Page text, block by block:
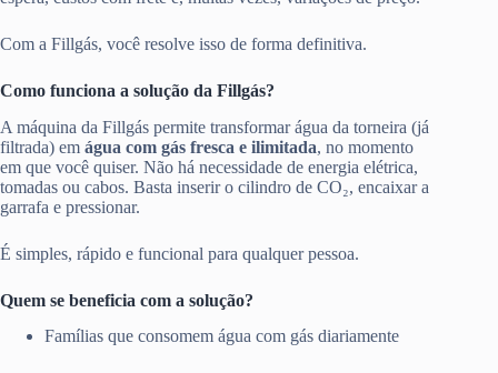
Com a Fillgás, você resolve isso de forma definitiva.
Como funciona a solução da Fillgás?
A máquina da Fillgás permite transformar água da torneira (já
filtrada) em água com gás fresca e ilimitada, no momento
em que você quiser. Não há necessidade de energia elétrica,
tomadas ou cabos. Basta inserir o cilindro de CO₂, encaixar a
garrafa e pressionar.
É simples, rápido e funcional para qualquer pessoa.
Quem se beneficia com a solução?
Famílias que consomem água com gás diariamente